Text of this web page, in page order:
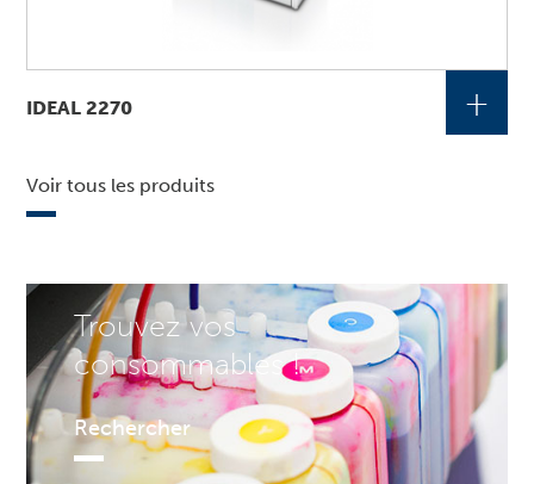
Trouvez vos
consommables !
Rechercher
IDEAL 2270 +
Voir tous les produits